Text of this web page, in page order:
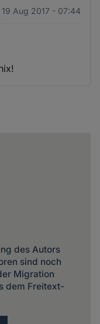
19 Aug 2017 - 07:44
des Autors
sind noch
Migration
dem Freitext-